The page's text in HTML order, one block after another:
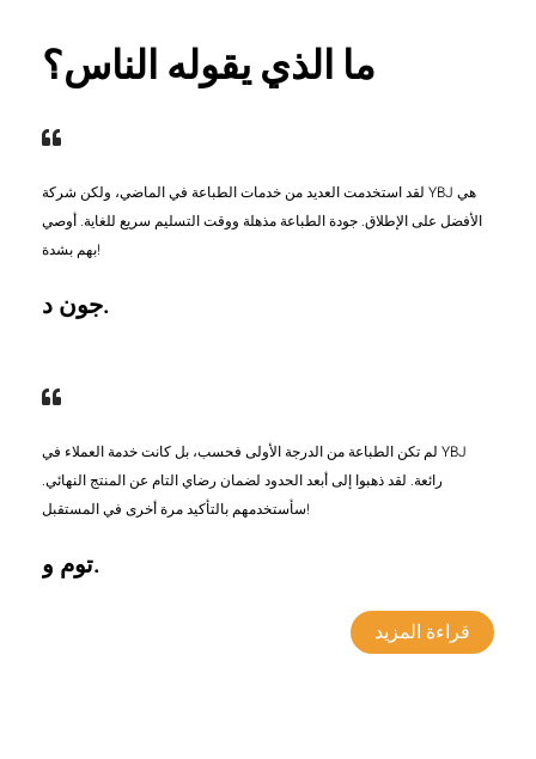
ما الذي يقوله الناس؟
لقد استخدمت العديد من خدمات الطباعة في الماضي، ولكن شركة YBJ هي
الأفضل على الإطلاق. جودة الطباعة مذهلة ووقت التسليم سريع للغاية. أوصي
بهم بشدة!
جون د.
لم تكن الطباعة من الدرجة الأولى فحسب، بل كانت خدمة العملاء في YBJ
رائعة. لقد ذهبوا إلى أبعد الحدود لضمان رضاي التام عن المنتج النهائي.
سأستخدمهم بالتأكيد مرة أخرى في المستقبل!
توم و.
قراءة المزيد